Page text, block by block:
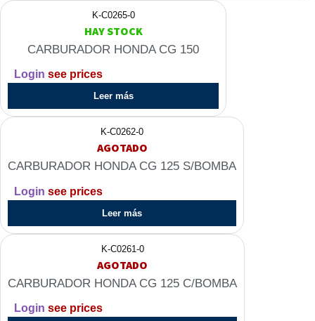
K-C0265-0
HAY STOCK
CARBURADOR HONDA CG 150
Login see prices
Leer más
K-C0262-0
AGOTADO
CARBURADOR HONDA CG 125 S/BOMBA
Login see prices
Leer más
K-C0261-0
AGOTADO
CARBURADOR HONDA CG 125 C/BOMBA
Login see prices